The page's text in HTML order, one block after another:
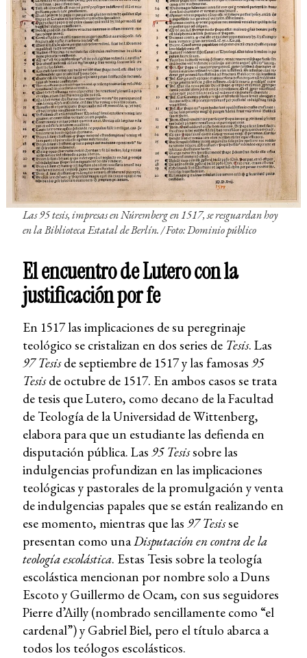
Las 95 tesis, impresas en Núremberg en 1517, se resguardan hoy
en la Biblioteca Estatal de Berlín. / Foto: Dominio público
El encuentro de Lutero con la
justificación por fe
En 1517 las implicaciones de su peregrinaje
teológico se cristalizan en dos series de Tesis. Las
97 Tesisde septiembre de 1517 y las famosas 95
Tesisde octubre de 1517. En ambos casos se trata
de tesis que Lutero, como decano de la Facultad
de Teología de la Universidad de Wittenberg,
elabora para que un estudiante las defienda en
disputación pública. Las 95 Tesissobre las
indulgencias profundizan en las implicaciones
teológicas y pastorales de la promulgación y venta
de indulgencias papales que se están realizando en
ese momento, mientras que las 97 Tesisse
presentan como unaDisputación en contra de la
teología escolástica. Estas Tesis sobre la teología
escolástica mencionan por nombre solo a Duns
Escoto y Guillermo de Ocam, con sus seguidores
Pierre d’Ailly (nombrado sencillamente como “el
cardenal”) y Gabriel Biel, pero el título abarca a
todos los teólogos escolásticos.